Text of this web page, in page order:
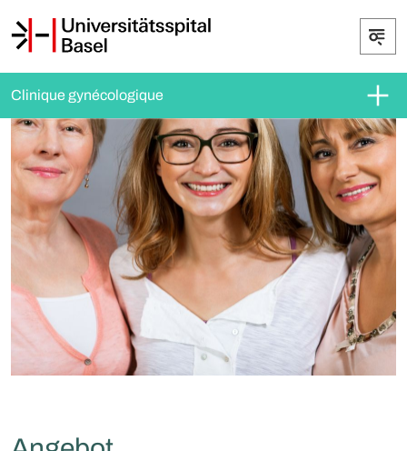
Clinique gynécologique